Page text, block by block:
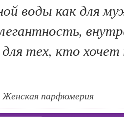
воды как для
тех, кто хочет
парфюмерия